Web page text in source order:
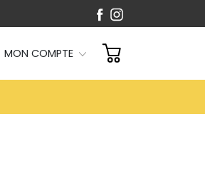
MON COMPTE